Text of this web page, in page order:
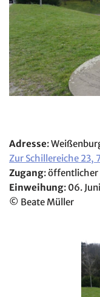
Adresse:
Zur Schillereiche 23,
Zugang: öffentlicher
Einweihung: 06.
© Beate Müller